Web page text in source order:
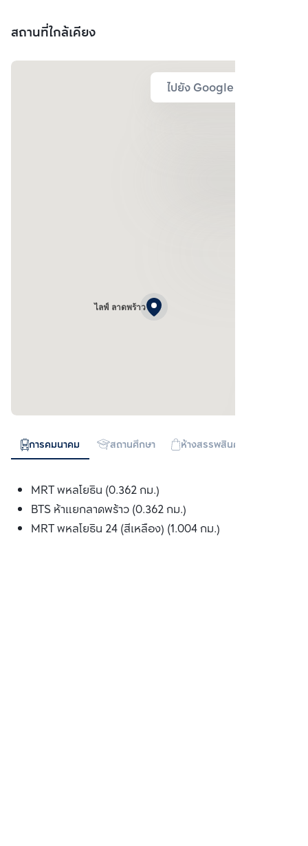
สถานที่ใกล้เคียง
ไปยัง Google Map
ไลฟ์ ลาดพร้าว
การคมนาคม สถานศึกษา ห้างสรรพสินค้า
MRT พหลโยธิน (0.362 กม.)
BTS ห้าแยกลาดพร้าว (0.362 กม.)
MRT พหลโยธิน 24 (สีเหลือง) (1.004 กม.)